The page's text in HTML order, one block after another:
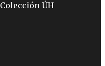
Colección ÚH